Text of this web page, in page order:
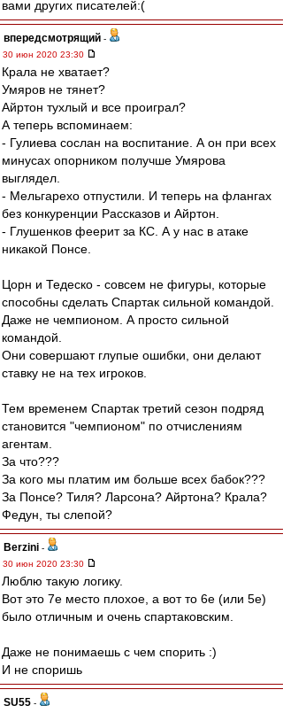
вами других писателей:(
впередсмотрящий -
30 июн 2020 23:30
Крала не хватает?
Умяров не тянет?
Айртон тухлый и все проиграл?
А теперь вспоминаем:
- Гулиева сослан на воспитание. А он при всех
минусах опорником получше Умярова
выглядел.
- Мельгарехо отпустили. И теперь на флангах
без конкуренции Рассказов и Айртон.
- Глушенков феерит за КС. А у нас в атаке
никакой Понсе.
Цорн и Тедеско - совсем не фигуры, которые
способны сделать Спартак сильной командой.
Даже не чемпионом. А просто сильной
командой.
Они совершают глупые ошибки, они делают
ставку не на тех игроков.
Тем временем Спартак третий сезон подряд
становится "чемпионом" по отчислениям
агентам.
За что???
За кого мы платим им больше всех бабок???
За Понсе? Тиля? Ларсона? Айртона? Крала?
Федун, ты слепой?
Berzini -
30 июн 2020 23:30
Люблю такую логику.
Вот это 7е место плохое, а вот то 6е (или 5е)
было отличным и очень спартаковским.
Даже не понимаешь с чем спорить :)
И не споришь
SU55 -